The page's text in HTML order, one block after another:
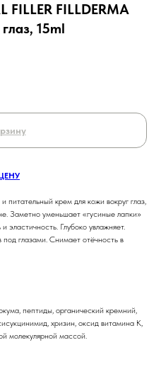
FILLER FILLDERMA
15ml
крем для кожи вокруг глаз,
Заметно уменьшает «гусиные лапки»
Глубоко увлажняет.
глазами. Снимает отёчность в
пептиды, органический кремний,
хризин, оксид витамина К,
молекулярной массой.